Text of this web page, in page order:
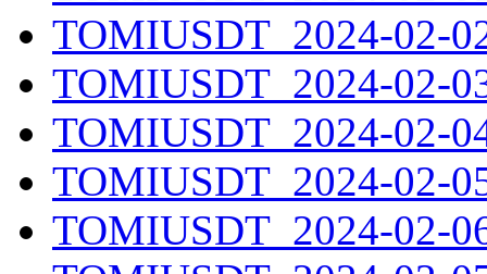
TOMIUSDT_2024-02-
TOMIUSDT_2024-02-
TOMIUSDT_2024-02-
TOMIUSDT_2024-02-
TOMIUSDT_2024-02-